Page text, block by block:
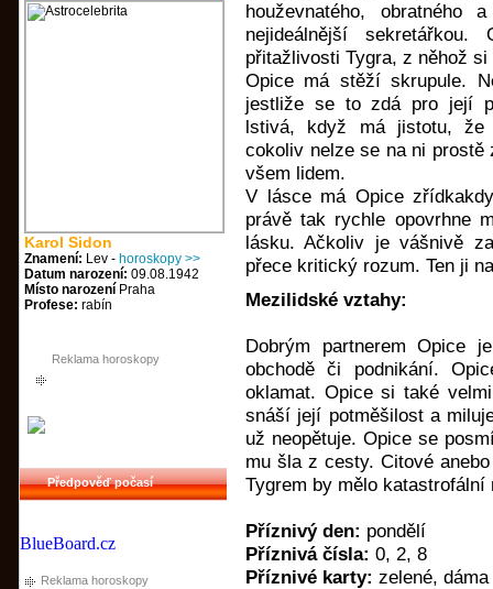
Karol Sidon
Znamení: Lev - horoskopy >>
Datum narození: 09.08.1942
Místo narození Praha
Profese: rabín
Reklama horoskopy
Předpověď počasí
BlueBoard.cz
Reklama horoskopy
houževnatého,
nejideálnější
přitažlivosti Tygra, z něhož
Opice má stěží skrupule.
jestliže se to zdá pro její
lstivá, když má jistotu, že
cokoliv nelze se na ni
všem lidem.
V lásce má Opice
právě tak rychle opovrhne
lásku. Ačkoliv je vášnivě
přece kritický rozum. Ten ji
Mezilidské vztahy:
Dobrým partnerem Opice
obchodě či podnikání.
oklamat. Opice si také
snáší její potměšilost a
už neopětuje. Opice se
mu šla z cesty. Citové
Tygrem by mělo katastrofální
Příznivý den: pondělí
Příznivá čísla: 0, 2, 8
Příznivé karty: zelené,